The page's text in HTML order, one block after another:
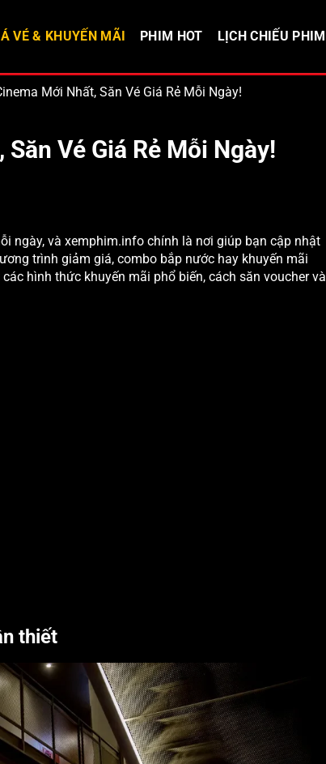
VÉ & KHUYẾN MÃI PHIM HOT LỊCH CHIẾU PHIM
Mới Nhất, Săn Vé Giá Rẻ Mỗi Ngày!
Vé Giá Rẻ Mỗi Ngày!
ngày, và xemphim.info chính là nơi giúp bạn cập nhật
trình giảm giá, combo bắp nước hay khuyến mãi
hình thức khuyến mãi phổ biến, cách săn voucher và
thiết